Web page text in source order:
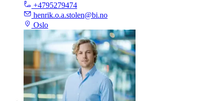
+4795279474
henrik.o.a.stolen@bi.no
Oslo